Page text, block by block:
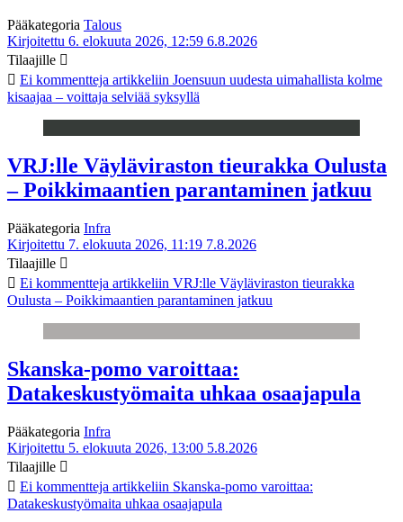
Pääkategoria Talous
Kirjoitettu 6. elokuuta 2026, 12:59 6.8.2026
Tilaajille
Ei kommentteja artikkeliin Joensuun uudesta uimahallista kolme
kisaajaa – voittaja selviää syksyllä
VRJ:lle Väyläviraston tieurakka Oulusta
– Poikkimaantien parantaminen jatkuu
Pääkategoria Infra
Kirjoitettu 7. elokuuta 2026, 11:19 7.8.2026
Tilaajille
Ei kommentteja artikkeliin VRJ:lle Väyläviraston tieurakka
Oulusta – Poikkimaantien parantaminen jatkuu
Skanska-pomo varoittaa:
Datakeskustyömaita uhkaa osaajapula
Pääkategoria Infra
Kirjoitettu 5. elokuuta 2026, 13:00 5.8.2026
Tilaajille
Ei kommentteja artikkeliin Skanska-pomo varoittaa:
Datakeskustyömaita uhkaa osaajapula